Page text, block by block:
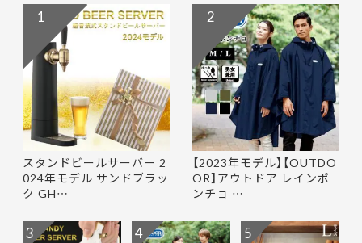
スタンドビールサーバー 2
024年モデル サンドブラッ
ク GH…
1
【2023年モデル】【OUTDO
OR】アウトドア レインポ
ンチョ …
2
3 4 5